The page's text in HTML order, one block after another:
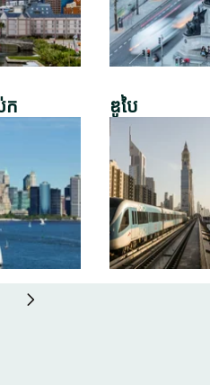
ក ឌូបៃ